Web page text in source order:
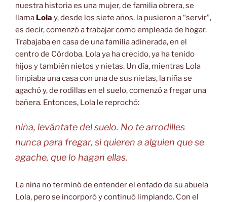
nuestra historia es una mujer, de familia obrera, se
llama Lola y, desde los siete años, la pusieron a “servir”,
es decir, comenzó a trabajar como empleada de hogar.
Trabajaba en casa de una familia adinerada, en el
centro de Córdoba. Lola ya ha crecido, ya ha tenido
hijos y también nietos y nietas. Un día, mientras Lola
limpiaba una casa con una de sus nietas, la niña se
agachó y, de rodillas en el suelo, comenzó a fregar una
bañera. Entonces, Lola le reprochó:
niña, levántate del suelo. No te arrodilles
nunca para fregar, si quieren a alguien que se
agache, que lo hagan ellas.
La niña no terminó de entender el enfado de su abuela
Lola, pero se incorporó y continuó limpiando. Con el